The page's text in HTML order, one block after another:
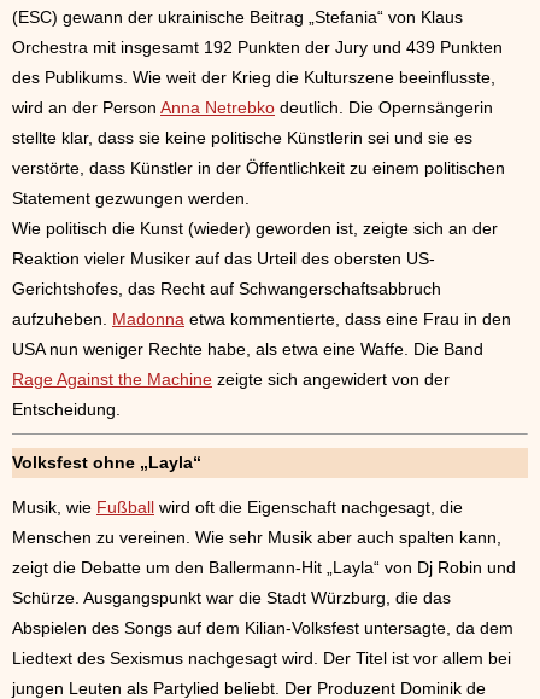
(ESC) gewann der ukrainische Beitrag „Stefania“ von Klaus
Orchestra mit insgesamt 192 Punkten der Jury und 439 Punkten
des Publikums. Wie weit der Krieg die Kulturszene beeinflusste,
wird an der Person Anna Netrebko deutlich. Die Opernsängerin
stellte klar, dass sie keine politische Künstlerin sei und sie es
verstörte, dass Künstler in der Öffentlichkeit zu einem politischen
Statement gezwungen werden.
Wie politisch die Kunst (wieder) geworden ist, zeigte sich an der
Reaktion vieler Musiker auf das Urteil des obersten US-
Gerichtshofes, das Recht auf Schwangerschaftsabbruch
aufzuheben. Madonna etwa kommentierte, dass eine Frau in den
USA nun weniger Rechte habe, als etwa eine Waffe. Die Band
Rage Against the Machine zeigte sich angewidert von der
Entscheidung.
Volksfest ohne „Layla“
Musik, wie Fußball wird oft die Eigenschaft nachgesagt, die
Menschen zu vereinen. Wie sehr Musik aber auch spalten kann,
zeigt die Debatte um den Ballermann-Hit „Layla“ von Dj Robin und
Schürze. Ausgangspunkt war die Stadt Würzburg, die das
Abspielen des Songs auf dem Kilian-Volksfest untersagte, da dem
Liedtext des Sexismus nachgesagt wird. Der Titel ist vor allem bei
jungen Leuten als Partylied beliebt. Der Produzent Dominik de